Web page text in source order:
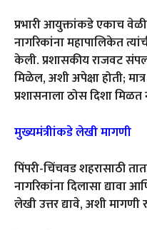
प्रभारी आयुक्तांकडे एकाच
नागरिकांना महापालिकेत
केली. प्रशासकीय राजवट
मिळेल, अशी अपेक्षा होती;
प्रशासनाला ठोस दिशा
मुख्यमंत्रीांकडे लेखी मागणी
पिंपरी-चिंचवड शहरासाठी
नागरिकांना दिलासा द्यावा
लेखी उत्तर द्यावे, अशी